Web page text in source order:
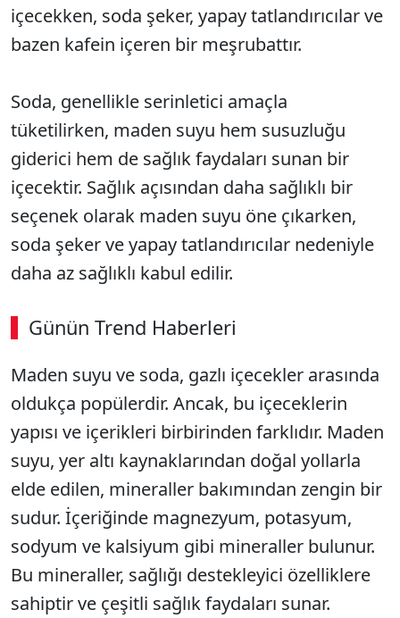
içecekken, soda şeker, yapay tatlandırıcılar ve
bazen kafein içeren bir meşrubattır.
Soda, genellikle serinletici amaçla
tüketilirken, maden suyu hem susuzluğu
giderici hem de sağlık faydaları sunan bir
içecektir. Sağlık açısından daha sağlıklı bir
seçenek olarak maden suyu öne çıkarken,
soda şeker ve yapay tatlandırıcılar nedeniyle
daha az sağlıklı kabul edilir.
Günün Trend Haberleri
Maden suyu ve soda, gazlı içecekler arasında
oldukça popülerdir. Ancak, bu içeceklerin
yapısı ve içerikleri birbirinden farklıdır. Maden
suyu, yer altı kaynaklarından doğal yollarla
elde edilen, mineraller bakımından zengin bir
sudur. İçeriğinde magnezyum, potasyum,
sodyum ve kalsiyum gibi mineraller bulunur.
Bu mineraller, sağlığı destekleyici özelliklere
sahiptir ve çeşitli sağlık faydaları sunar.